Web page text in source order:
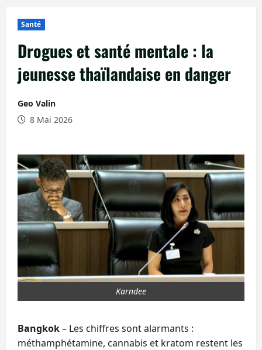
Santé
Drogues et santé mentale : la
jeunesse thaïlandaise en danger
Geo Valin
8 Mai 2026
Karndee
Bangkok– Les chiffres sont alarmants :
méthamphétamine, cannabis et kratom restent les